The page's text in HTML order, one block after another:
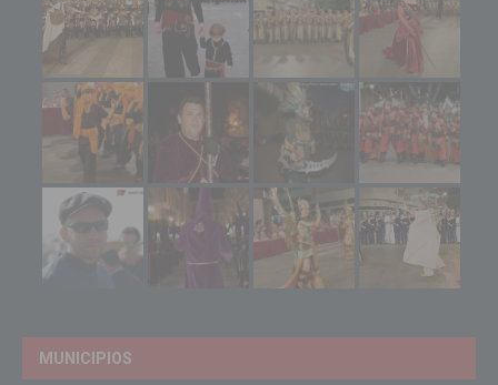
MUNICIPIOS